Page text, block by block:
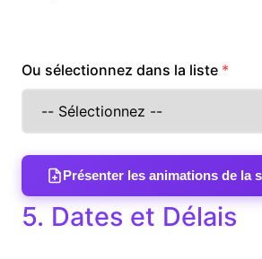
Ou sélectionnez dans la liste
Présenter les animations de la
5. Dates et Délais